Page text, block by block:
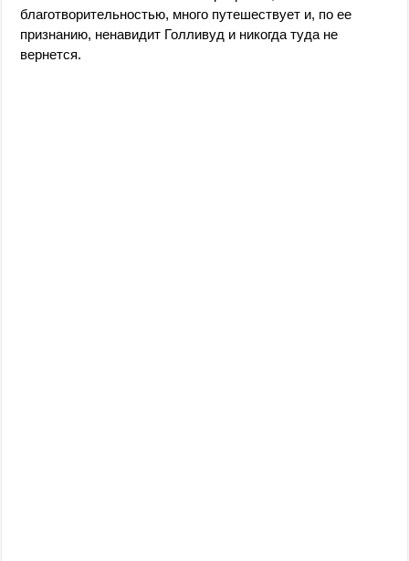
благотворительностью, много путешествует и, по ее
признанию, ненавидит Голливуд и никогда туда не
вернется.